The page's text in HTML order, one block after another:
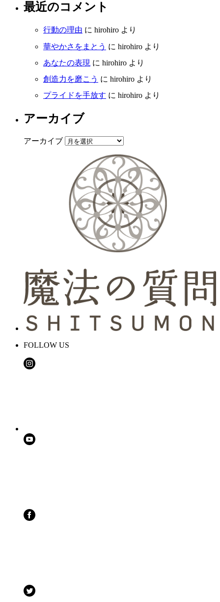
最近のコメント
行動の理由 に hirohiro より
華やかさをまとう に hirohiro より
あなたの表現 に hirohiro より
創造力を磨こう に hirohiro より
プライドを手放す に hirohiro より
アーカイブ
アーカイブ
FOLLOW US